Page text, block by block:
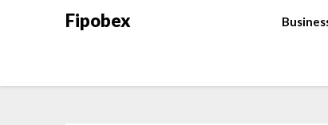
Fipobex